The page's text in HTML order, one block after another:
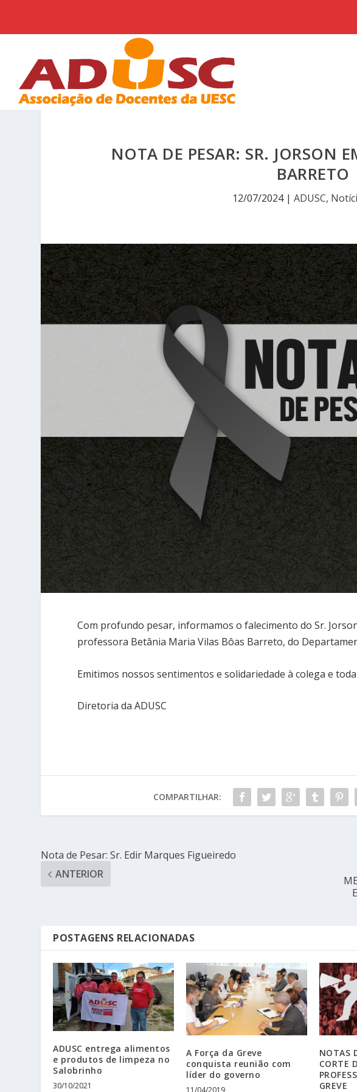
NOTA DE PESAR: SR. JORSON
BARRETO
12/07/2024|ADUSC,
Com profundo pesar, informamos o falecimento do Sr.
professora Betânia Maria Vilas Bôas Barreto, do
Emitimos nossos sentimentos e solidariedade à colega e
Diretoria da ADUSC
COMPARTILHAR:
Nota de Pesar: Sr. Edir Marques Figueiredo
ANTERIOR
POSTAGENS RELACIONADAS
ADUSC entrega alimentos
e produtos de limpeza no
Salobrinho
30/10/2021
A Força da Greve
conquista reunião com
líder do governo
NOTAS
CORTE
GREVE